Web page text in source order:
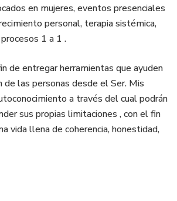
en mujeres, eventos presenciales
personal, terapia sistémica,
1 a 1 .
de entregar herramientas que ayuden
de las personas desde el Ser. Mis
a través del cual podrán
sus propias limitaciones , con el fin
vida llena de coherencia, honestidad,